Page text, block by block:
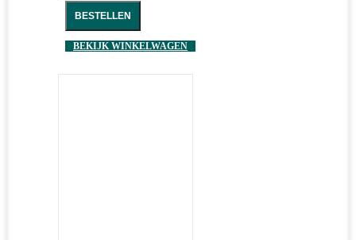
BESTELLEN
BEKIJK WINKELWAGEN